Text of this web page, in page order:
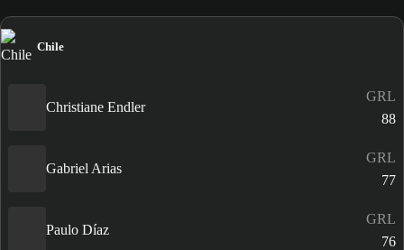
Chile
Christiane Endler
GRL
88
Gabriel Arias
GRL
77
Paulo Díaz
GRL
76